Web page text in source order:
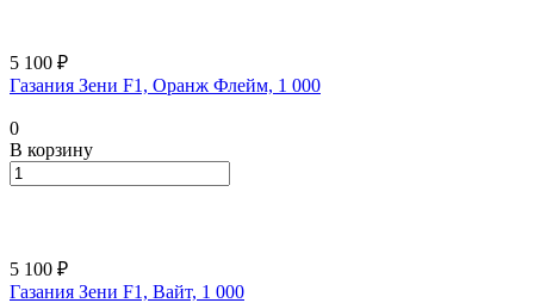
5 100 ₽
Газания Зени F1, Оранж Флейм, 1 000
0
В корзину
5 100 ₽
Газания Зени F1, Вайт, 1 000